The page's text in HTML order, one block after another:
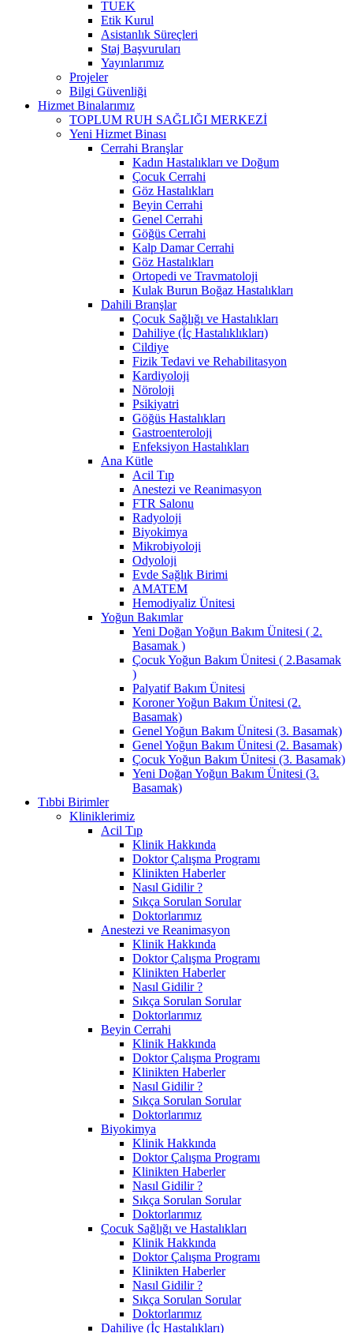
TUEK
Etik Kurul
Asistanlık Süreçleri
Staj Başvuruları
Yayınlarımız
Projeler
Bilgi Güvenliği
Hizmet Binalarımız
TOPLUM RUH SAĞLIĞI MERKEZİ
Yeni Hizmet Binası
Cerrahi Branşlar
Kadın Hastalıkları ve Doğum
Çocuk Cerrahi
Göz Hastalıkları
Beyin Cerrahi
Genel Cerrahi
Göğüs Cerrahi
Kalp Damar Cerrahi
Göz Hastalıkları
Ortopedi ve Travmatoloji
Kulak Burun Boğaz Hastalıkları
Dahili Branşlar
Çocuk Sağlığı ve Hastalıkları
Dahiliye (İç Hastalıklıkları)
Cildiye
Fizik Tedavi ve Rehabilitasyon
Kardiyoloji
Nöroloji
Psikiyatri
Göğüs Hastalıkları
Gastroenteroloji
Enfeksiyon Hastalıkları
Ana Kütle
Acil Tıp
Anestezi ve Reanimasyon
FTR Salonu
Radyoloji
Biyokimya
Mikrobiyoloji
Odyoloji
Evde Sağlık Birimi
AMATEM
Hemodiyaliz Ünitesi
Yoğun Bakımlar
Yeni Doğan Yoğun Bakım Ünitesi ( 2.
Basamak )
Çocuk Yoğun Bakım Ünitesi ( 2.Basamak
)
Palyatif Bakım Ünitesi
Koroner Yoğun Bakım Ünitesi (2.
Basamak)
Genel Yoğun Bakım Ünitesi (3. Basamak)
Genel Yoğun Bakım Ünitesi (2. Basamak)
Çocuk Yoğun Bakım Ünitesi (3. Basamak)
Yeni Doğan Yoğun Bakım Ünitesi (3.
Basamak)
Tıbbi Birimler
Kliniklerimiz
Acil Tıp
Klinik Hakkında
Doktor Çalışma Programı
Klinikten Haberler
Nasıl Gidilir ?
Sıkça Sorulan Sorular
Doktorlarımız
Anestezi ve Reanimasyon
Klinik Hakkında
Doktor Çalışma Programı
Klinikten Haberler
Nasıl Gidilir ?
Sıkça Sorulan Sorular
Doktorlarımız
Beyin Cerrahi
Klinik Hakkında
Doktor Çalışma Programı
Klinikten Haberler
Nasıl Gidilir ?
Sıkça Sorulan Sorular
Doktorlarımız
Biyokimya
Klinik Hakkında
Doktor Çalışma Programı
Klinikten Haberler
Nasıl Gidilir ?
Sıkça Sorulan Sorular
Doktorlarımız
Çocuk Sağlığı ve Hastalıkları
Klinik Hakkında
Doktor Çalışma Programı
Klinikten Haberler
Nasıl Gidilir ?
Sıkça Sorulan Sorular
Doktorlarımız
Dahiliye (İç Hastalıkları)